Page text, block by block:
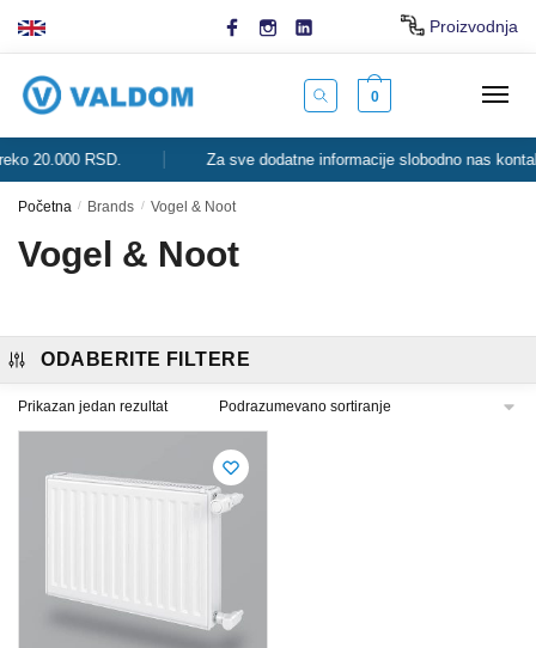
Proizvodnja
0
20.000 RSD. Za sve dodatne informacije slobodno nas
Početna / Brands / Vogel & Noot
Vogel & Noot
ODABERITE FILTERE
Prikazan jedan rezultat